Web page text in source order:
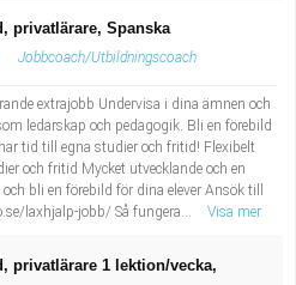
privatlärare, Spanska
Jobbcoach/Utbildningscoach
extrajobb Undervisa i dina ämnen och
ledarskap och pedagogik. Bli en förebild
tid till egna studier och fritid! Flexibelt
och fritid Mycket utvecklande och en
bli en förebild för dina elever Ansök till
laxhjalp-jobb/ Så fungera...
Visa mer
privatlärare 1 lektion/vecka,